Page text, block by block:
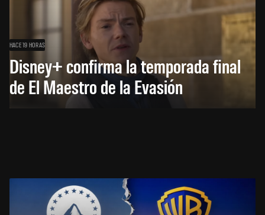
HACE 19 HORAS
Disney+ confirma la temporada final
de El Maestro de la Evasión